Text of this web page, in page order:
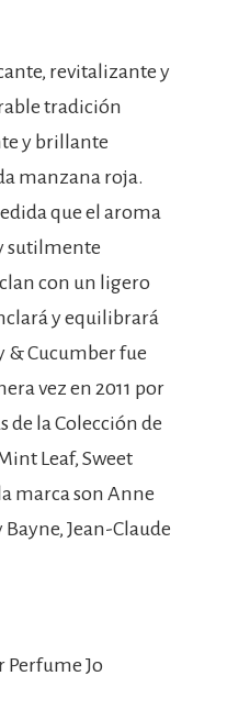
revitalizante y
tradición
y brillante
manzana roja.
que el aroma
sutilmente
con un ligero
y equilibrará
& Cucumber fue
vez en 2011 por
de la Colección de
Leaf, Sweet
marca son Anne
Jean-Claude
Perfume Jo